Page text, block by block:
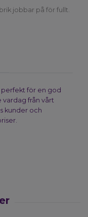
jobbar på för fullt.
perfekt för en god
vardag från vårt
kunder och